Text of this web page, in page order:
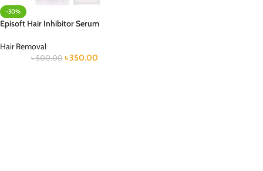
-30%
Episoft Hair Inhibitor Serum
Hair Removal
৳500.00 ৳350.00